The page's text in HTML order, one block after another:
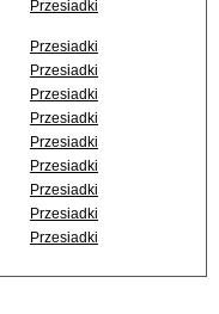
Przesiadki
Przesiadki
Przesiadki
Przesiadki
Przesiadki
Przesiadki
Przesiadki
Przesiadki
Przesiadki
Przesiadki